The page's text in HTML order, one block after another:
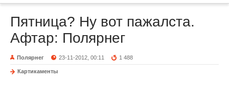
Пятница? Ну вот пажалста.
Афтар: Полярнег
Полярнег 23-11-2012, 00:11 1 488
Картикаменты